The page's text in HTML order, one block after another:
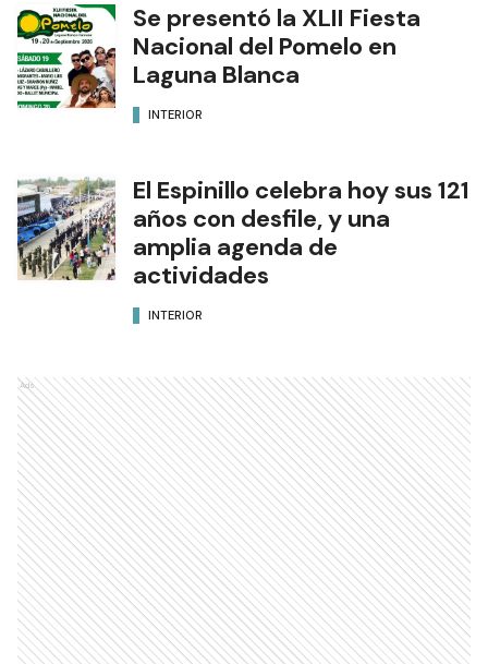
Se presentó la XLII Fiesta
Nacional del Pomelo en
Laguna Blanca
INTERIOR
El Espinillo celebra hoy sus 121
años con desfile, y una
amplia agenda de
actividades
INTERIOR
Ads